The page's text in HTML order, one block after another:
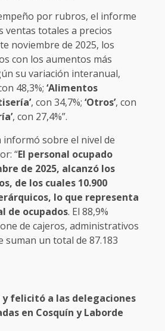
por rubros, el informe
ventas totales a precios
noviembre de 2025, los
con los aumentos más
su variación interanual,
48,3%; ‘Alimentos
, con 34,7%; ‘Otros’, con
, con 27,4%”.
informó sobre el nivel de
“El personal ocupado
de 2025, alcanzó los
de los cuales 10.900
lo que representa
de ocupados. El 88,9%
de cajeros, administrativos
suman un total de 87.183
felicitó a las delegaciones
en Cosquín y Laborde